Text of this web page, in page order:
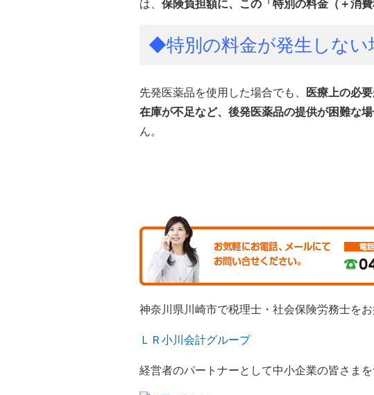
は、 保険負担額に、この「特別の料金（＋消
◆特別の料金が発生しない
先発医薬品を使用した場合でも、
医療上の必
在庫が不足など、後発医薬品の提供が困難な
ん。
神奈川県川崎市で税理士・社会保険労務士を
ＬＲ小川会計グループ
経営者のパートナーとして中小企業の皆さま